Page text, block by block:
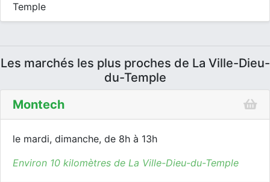
Temple
Les marchés les plus proches de La Ville-Dieu-
du-Temple
Montech
le mardi, dimanche, de 8h à 13h
Environ 10 kilomètres de La Ville-Dieu-du-Temple